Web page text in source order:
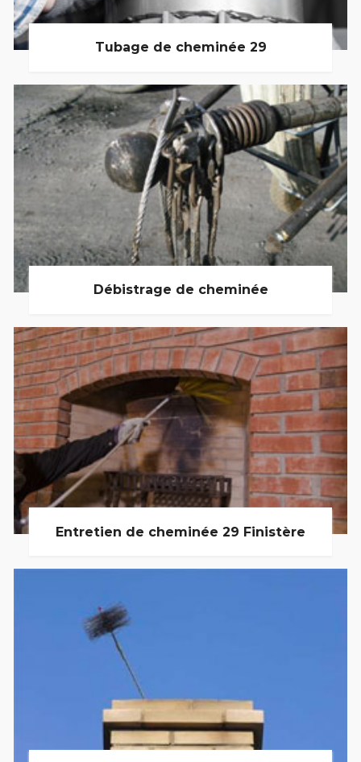
Tubage de cheminée 29
Débistrage de cheminée
Entretien de cheminée 29 Finistère